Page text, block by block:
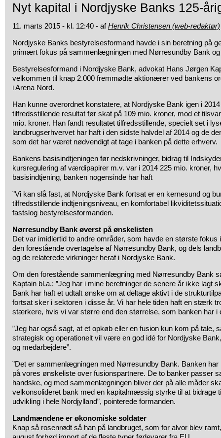
Nyt kapital i Nordjyske Banks 125-
11. marts 2015 - kl. 12:40 - afHenrik Christensen (web-redaktør)
Nordjyske Banks bestyrelsesformand havde i sin beretning på
primært fokus på sammenlægningen med Nørresundby Bank og
Bestyrelsesformand i Nordjyske Bank, advokat Hans Jørgen
velkommen til knap 2.000 fremmødte aktionærer ved bankens
i Arena Nord.
Han kunne overordnet konstatere, at Nordjyske Bank igen i
tilfredsstillende resultat før skat på 109 mio. kroner, mod et
mio. kroner. Han fandt resultatet tilfredsstillende, specielt set i
landbrugserhvervet har haft i den sidste halvdel af 2014 og de
som det har været nødvendigt at tage i banken på dette erhverv.
Bankens basisindtjeningen før nedskrivninger, bidrag til
kursregulering af værdipapirer m.v. var i 2014 225 mio. kroner,
basisindtjening, banken nogensinde har haft
”Vi kan slå fast, at Nordjyske Bank fortsat er en kernesund og
tilfredsstillende indtjeningsniveau, en komfortabel
fastslog bestyrelsesformanden.
Nørresundby Bank øverst på ønskelisten
Det var imidlertid to andre områder, som havde en største fokus
den forestående overtagelse af Nørresundby Bank, og dels
og de relaterede virkninger heraf i Nordjyske Bank.
Om den forestående sammenlægning med Nørresundby Bank
Kaptain bl.a.: ”Jeg har i mine beretninger de senere år ikke lagt
Bank har haft et udtalt ønske om at deltage aktivt i de
fortsat sker i sektoren i disse år. Vi har hele tiden haft en stærk
stærkere, hvis vi var større end den størrelse, som banken har i
”Jeg har også sagt, at et opkøb eller en fusion kun kom på tale,
strategisk og operationelt vil være en god idé for Nordjyske
og medarbejdere”.
”Det er sammenlægningen med Nørresundby Bank. Banken
på vores ønskeliste over fusionspartnere. De to banker passer
handske, og med sammenlægningen bliver der på alle måder
velkonsolideret bank med en kapitalmæssig styrke til at bidrage
udvikling i hele Nordjylland”, pointerede formanden.
Landmændene er økonomiske soldater
Knap så rosenrødt så han på landbruget, som for alvor blev